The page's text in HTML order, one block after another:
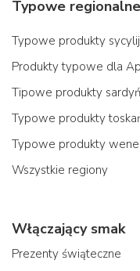
Typowe
Typowe produkty
Produkty typowe dla
Tipowe produkty
Typowe produkty
Typowe produkty
Wszystkie regiony
Włączający smak
Prezenty świąteczne